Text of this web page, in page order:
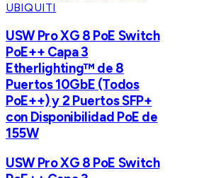
UBIQUITI
USW Pro XG 8 PoE Switch
PoE++ Capa 3
Etherlighting™ de 8
Puertos 10GbE (Todos
PoE++) y 2 Puertos SFP+
con Disponibilidad PoE de
155W
USW Pro XG 8 PoE Switch